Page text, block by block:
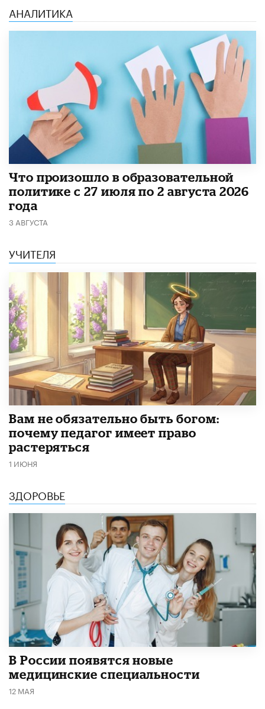
АНАЛИТИКА
​Что произошло в образовательной
политике с 27 июля по 2 августа 2026
года
3 АВГУСТА
УЧИТЕЛЯ
​Вам не обязательно быть богом:
почему педагог имеет право
растеряться
1 ИЮНЯ
ЗДОРОВЬЕ
В России появятся новые
медицинские специальности
12 МАЯ